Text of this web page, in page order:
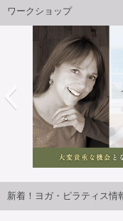
お振込先のご案内
三井住友銀行 難
株式会社アースシス
ご案内の郵送
頭金または、コース
当日のご案内をご
特典のチケット（ヨ
み配布）を使用して
ワークショップ
ジャパン
新着！ヨガ・ピラティス情